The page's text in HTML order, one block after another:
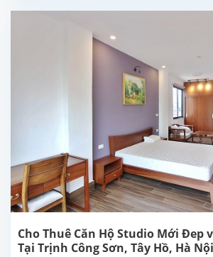
Cho Thuê Căn Hộ Studio Mới Đep và Sáng Thoáng
Tại Trịnh Công Sơn, Tây Hồ, Hà